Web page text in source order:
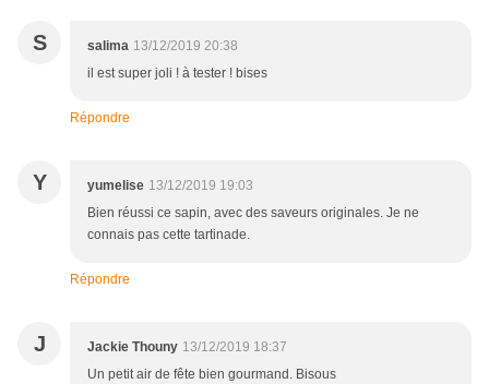
S salima 13/12/2019 20:38
il est super joli ! à tester ! bises
Répondre
Y yumelise 13/12/2019 19:03
Bien réussi ce sapin, avec des saveurs originales. Je ne
connais pas cette tartinade.
Répondre
J Jackie Thouny 13/12/2019 18:37
Un petit air de fête bien gourmand. Bisous